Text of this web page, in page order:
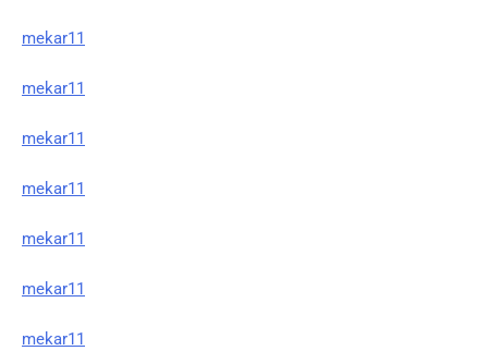
mekar11
mekar11
mekar11
mekar11
mekar11
mekar11
mekar11